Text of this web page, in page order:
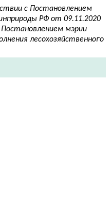
с Постановлением
РФ от 09.11.2020
мэрии
лесохозяйственного